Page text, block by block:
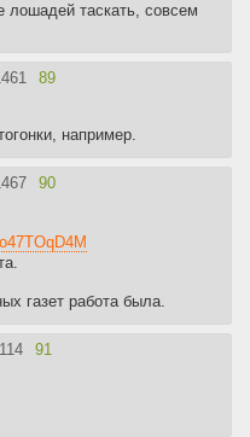
лошадей таскать, совсем
89
например.
90
газет работа была.
91